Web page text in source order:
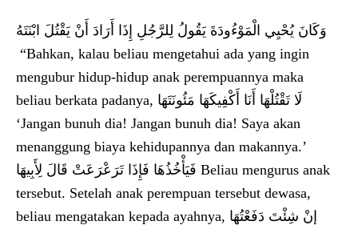
وَكَانَ يُحْيِي الْمَوْءُودَةَ يَقُولُ لِلرَّجُلِ إِذَا أَرَادَ أَنْ يَقْتُلَ ابْنَتَهُ
“Bahkan, kalau beliau mengetahui ada yang ingin
mengubur hidup-hidup anak perempuannya maka
beliau berkata padanya, لَا تَقْتُلْهَا أَنَا أَكْفِيكَهَا مَئُونَتَهَا
‘Jangan bunuh dia! Jangan bunuh dia! Saya akan
menanggung biaya kehidupannya dan makannya.’
فَيَأْخُذُهَا فَإِذَا تَرَعْرَعَتْ قَالَ لِأَبِيهَا Beliau mengurus anak
tersebut. Setelah anak perempuan tersebut dewasa,
beliau mengatakan kepada ayahnya, إِنْ شِئْتَ دَفَعْتُهَا